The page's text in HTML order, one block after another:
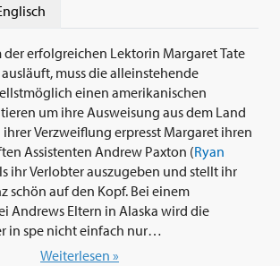
der erfolgreichen Lektorin Margaret Tate
muss die alleinstehende
einen amerikanischen
um ihre Ausweisung aus dem Land
Verzweiflung erpresst Margaret ihren
Assistenten Andrew Paxton (Ryan
ihr Verlobter auszugeben und stellt ihr
schön auf den Kopf. Bei einem
Andrews Eltern in Alaska wird die
in spe nicht einfach nur
empfangen, die Familie hat auch eine
Weiterlesen »